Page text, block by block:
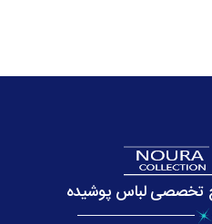
تخصصی لباس پوشیده